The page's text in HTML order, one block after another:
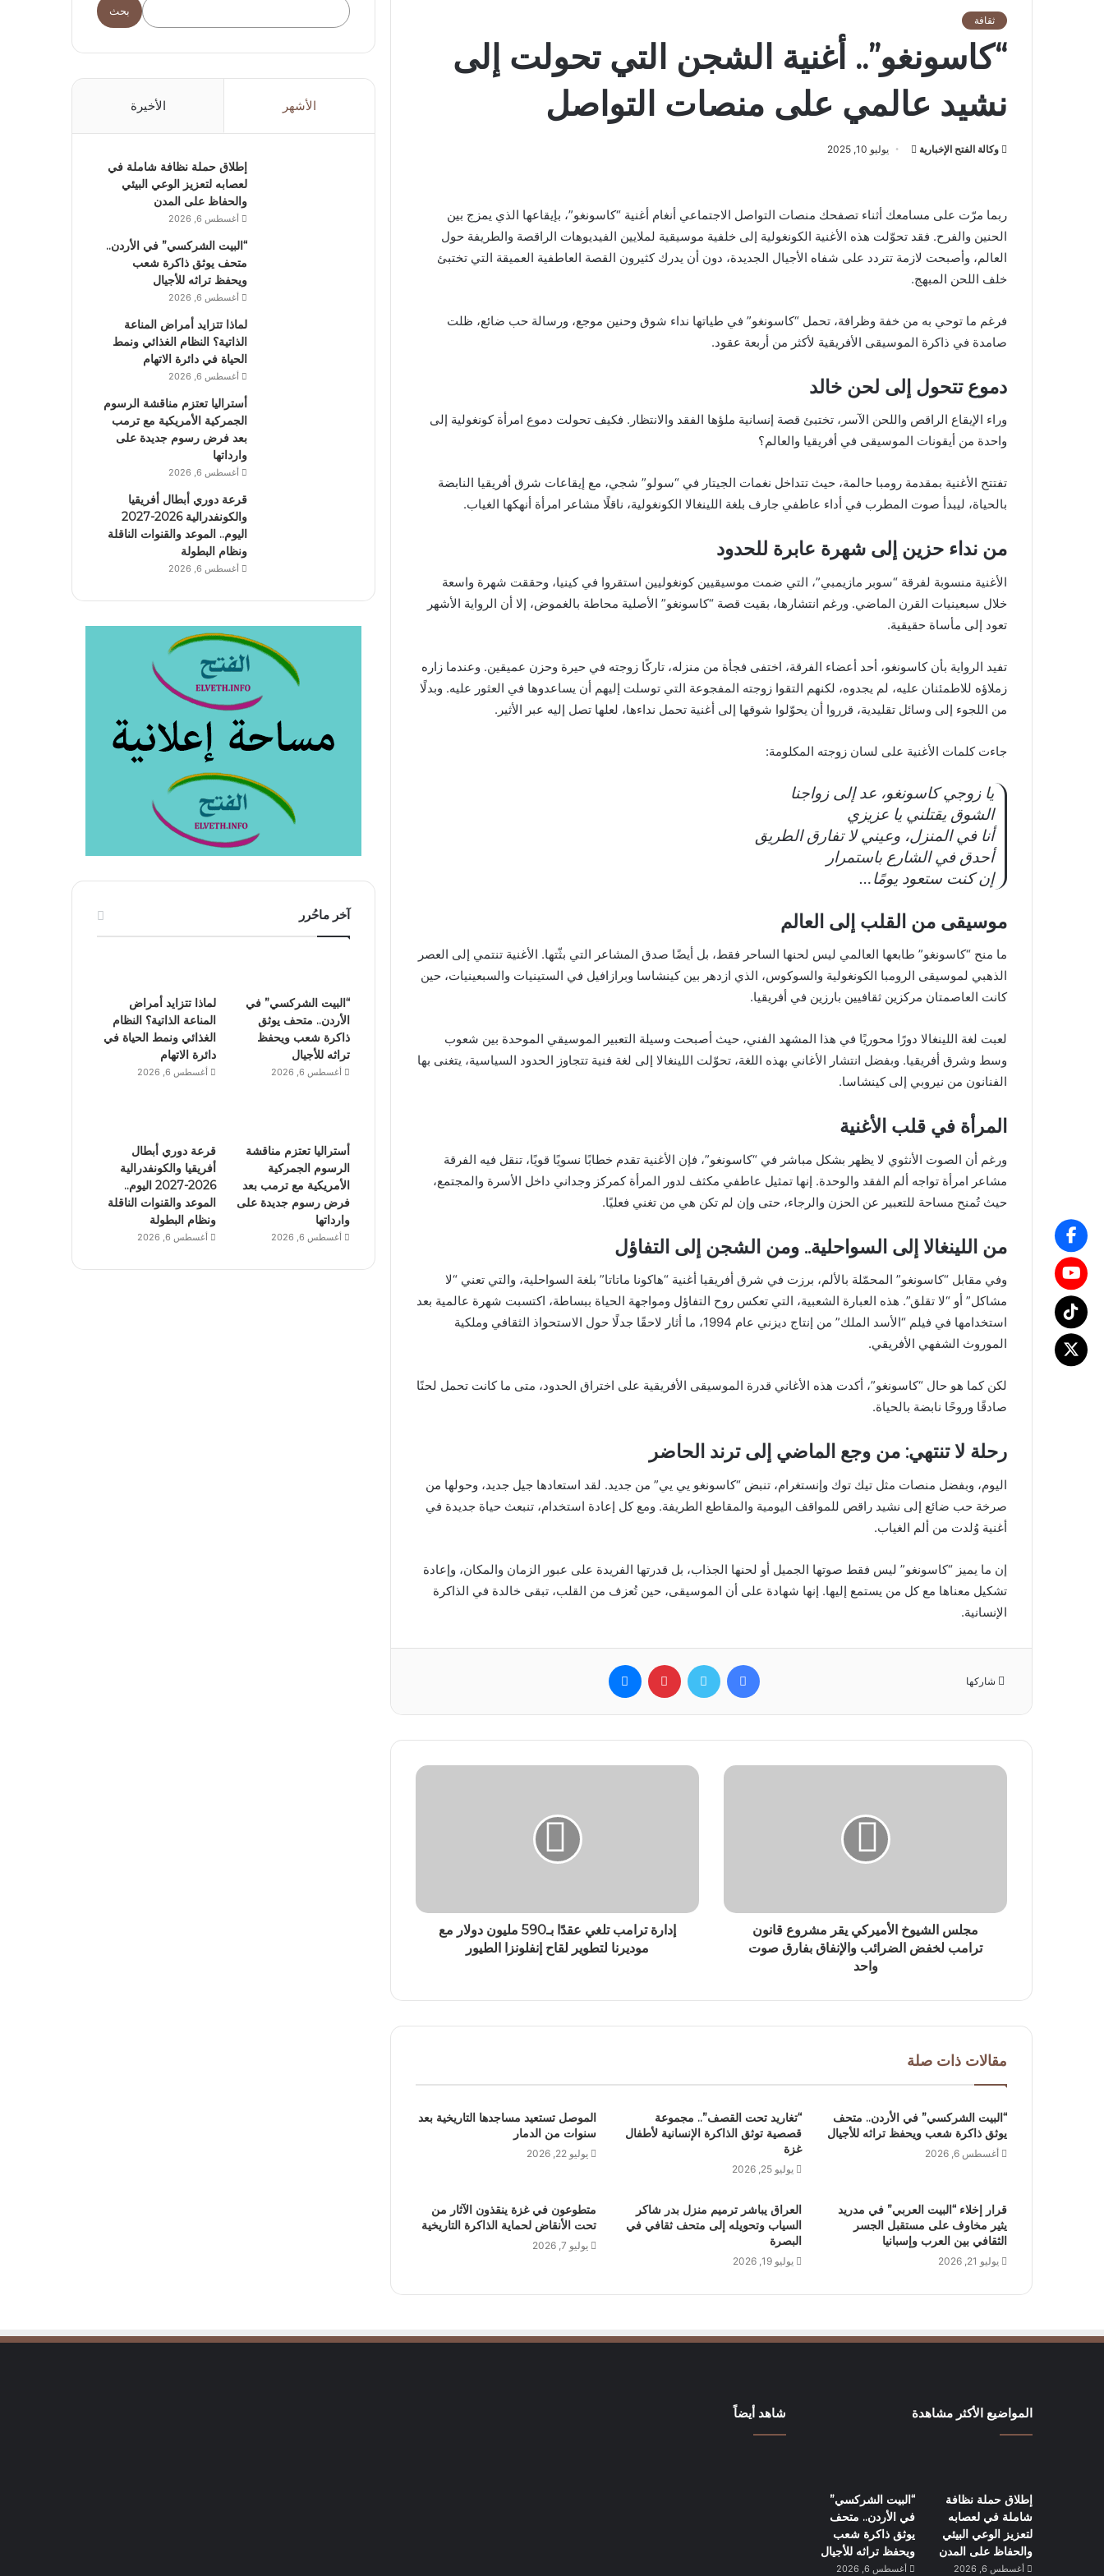
ثقافة
“كاسونغو”.. أغنية الشجن التي تحولت إلى
نشيد عالمي على منصات التواصل
وكالة الفتح الإخبارية
أرسل يوليو 10, 2025
ربما مرّت على مسامعك أثناء تصفحك منصات التواصل الاجتماعي أنغام أغنية “كاسونغو”، بإيقاعها الذي يمزج بين
الحنين والفرح. فقد تحوّلت هذه الأغنية الكونغولية إلى خلفية موسيقية لملايين الفيديوهات الراقصة والطريفة حول
العالم، وأصبحت لازمة تتردد على شفاه الأجيال الجديدة، دون أن يدرك كثيرون القصة العاطفية العميقة التي تختبئ
خلف اللحن المبهج.
فرغم ما توحي به من خفة وظرافة، تحمل “كاسونغو” في طياتها نداء شوق وحنين موجع، ورسالة حب ضائع، ظلت
صامدة في ذاكرة الموسيقى الأفريقية لأكثر من أربعة عقود.
دموع تتحول إلى لحن خالد
وراء الإيقاع الراقص واللحن الآسر، تختبئ قصة إنسانية ملؤها الفقد والانتظار. فكيف تحولت دموع امرأة كونغولية إلى
واحدة من أيقونات الموسيقى في أفريقيا والعالم؟
تفتتح الأغنية بمقدمة رومبا حالمة، حيث تتداخل نغمات الجيتار في “سولو” شجي، مع إيقاعات شرق أفريقيا النابضة
بالحياة، ليبدأ صوت المطرب في أداء عاطفي جارف بلغة اللينغالا الكونغولية، ناقلًا مشاعر امرأة أنهكها الغياب.
من نداء حزين إلى شهرة عابرة للحدود
الأغنية منسوبة لفرقة “سوبر مازيمبي”، التي ضمت موسيقيين كونغوليين استقروا في كينيا، وحققت شهرة واسعة
خلال سبعينيات القرن الماضي. ورغم انتشارها، بقيت قصة “كاسونغو” الأصلية محاطة بالغموض، إلا أن الرواية الأشهر
تعود إلى مأساة حقيقية.
تفيد الرواية بأن كاسونغو، أحد أعضاء الفرقة، اختفى فجأة من منزله، تاركًا زوجته في حيرة وحزن عميقين. وعندما زاره
زملاؤه للاطمئنان عليه، لم يجدوه، لكنهم التقوا زوجته المفجوعة التي توسلت إليهم أن يساعدوها في العثور عليه. وبدلًا
من اللجوء إلى وسائل تقليدية، قرروا أن يحوّلوا شوقها إلى أغنية تحمل نداءها، لعلها تصل إليه عبر الأثير.
جاءت كلمات الأغنية على لسان زوجته المكلومة:
يا زوجي كاسونغو، عد إلى زواجنا
الشوق يقتلني يا عزيزي
أنا في المنزل، وعيني لا تفارق الطريق
أحدق في الشارع باستمرار
إن كنت ستعود يومًا…
موسيقى من القلب إلى العالم
ما منح “كاسونغو” طابعها العالمي ليس لحنها الساحر فقط، بل أيضًا صدق المشاعر التي بثّتها. الأغنية تنتمي إلى العصر
الذهبي لموسيقى الرومبا الكونغولية والسوكوس، الذي ازدهر بين كينشاسا وبرازافيل في الستينيات والسبعينيات، حين
كانت العاصمتان مركزين ثقافيين بارزين في أفريقيا.
لعبت لغة اللينغالا دورًا محوريًا في هذا المشهد الفني، حيث أصبحت وسيلة التعبير الموسيقي الموحدة بين شعوب
وسط وشرق أفريقيا. وبفضل انتشار الأغاني بهذه اللغة، تحوّلت اللينغالا إلى لغة فنية تتجاوز الحدود السياسية، يتغنى بها
الفنانون من نيروبي إلى كينشاسا.
المرأة في قلب الأغنية
ورغم أن الصوت الأنثوي لا يظهر بشكل مباشر في “كاسونغو”، فإن الأغنية تقدم خطابًا نسويًا قويًا، تنقل فيه الفرقة
مشاعر امرأة تواجه ألم الفقد والوحدة. إنها تمثيل عاطفي مكثف لدور المرأة كمركز وجداني داخل الأسرة والمجتمع،
حيث تُمنح مساحة للتعبير عن الحزن والرجاء، حتى وإن لم تكن هي من تغني فعليًا.
من اللينغالا إلى السواحلية.. ومن الشجن إلى التفاؤل
وفي مقابل “كاسونغو” المحمّلة بالألم، برزت في شرق أفريقيا أغنية “هاكونا ماتاتا” بلغة السواحلية، والتي تعني “لا
مشاكل” أو “لا تقلق”. هذه العبارة الشعبية، التي تعكس روح التفاؤل ومواجهة الحياة ببساطة، اكتسبت شهرة عالمية بعد
استخدامها في فيلم “الأسد الملك” من إنتاج ديزني عام 1994، ما أثار لاحقًا جدلًا حول الاستحواذ الثقافي وملكية
الموروث الشفهي الأفريقي.
لكن كما هو حال “كاسونغو”، أكدت هذه الأغاني قدرة الموسيقى الأفريقية على اختراق الحدود، متى ما كانت تحمل لحنًا
صادقًا وروحًا نابضة بالحياة.
رحلة لا تنتهي: من وجع الماضي إلى ترند الحاضر
اليوم، وبفضل منصات مثل تيك توك وإنستغرام، تنبض “كاسونغو يي يي” من جديد. لقد استعادها جيل جديد، وحولها من
صرخة حب ضائع إلى نشيد راقص للمواقف اليومية والمقاطع الطريفة. ومع كل إعادة استخدام، تنبعث حياة جديدة في
أغنية وُلدت من ألم الغياب.
إن ما يميز “كاسونغو” ليس فقط صوتها الجميل أو لحنها الجذاب، بل قدرتها الفريدة على عبور الزمان والمكان، وإعادة
تشكيل معناها مع كل من يستمع إليها. إنها شهادة على أن الموسيقى، حين تُعزف من القلب، تبقى خالدة في الذاكرة
الإنسانية.
شاركها
فيسبوك تويتر بينتيريست
مجلس الشيوخ الأميركي يقر مشروع قانون
ترامب لخفض الضرائب والإنفاق بفارق صوت
واحد
إدارة ترامب تلغي عقدًا بـ590 مليون دولار مع
موديرنا لتطوير لقاح إنفلونزا الطيور
مقالات ذات صلة
“البيت الشركسي” في الأردن.. متحف
يوثق ذاكرة شعب ويحفظ تراثه للأجيال
أغسطس 6, 2026
“تغاريد تحت القصف”.. مجموعة
قصصية توثق الذاكرة الإنسانية لأطفال
غزة
يوليو 25, 2026
الموصل تستعيد مساجدها التاريخية بعد
سنوات من الدمار
يوليو 22, 2026
قرار إخلاء “البيت العربي” في مدريد
يثير مخاوف على مستقبل الجسر
الثقافي بين العرب وإسبانيا
يوليو 21, 2026
العراق يباشر ترميم منزل بدر شاكر
السياب وتحويله إلى متحف ثقافي في
البصرة
يوليو 19, 2026
متطوعون في غزة ينقذون الآثار من
تحت الأنقاض لحماية الذاكرة التاريخية
يوليو 7, 2026
بحث
الأشهر الأخيرة
إطلاق حملة نظافة شاملة في
لعصابه لتعزيز الوعي البيئي
والحفاظ على المدن
أغسطس 6, 2026
“البيت الشركسي” في الأردن..
متحف يوثق ذاكرة شعب
ويحفظ تراثه للأجيال
أغسطس 6, 2026
لماذا تتزايد أمراض المناعة
الذاتية؟ النظام الغذائي ونمط
الحياة في دائرة الاتهام
أغسطس 6, 2026
أستراليا تعتزم مناقشة الرسوم
الجمركية الأمريكية مع ترمب
بعد فرض رسوم جديدة على
وارداتها
أغسطس 6, 2026
قرعة دوري أبطال أفريقيا
والكونفدرالية 2026-2027
اليوم.. الموعد والقنوات الناقلة
ونظام البطولة
أغسطس 6, 2026
آخر ماحُرر
“البيت الشركسي” في
الأردن.. متحف يوثق
ذاكرة شعب ويحفظ
تراثه للأجيال
أغسطس 6, 2026
لماذا تتزايد أمراض
المناعة الذاتية؟ النظام
الغذائي ونمط الحياة في
دائرة الاتهام
أغسطس 6, 2026
أستراليا تعتزم مناقشة
الرسوم الجمركية
الأمريكية مع ترمب بعد
فرض رسوم جديدة على
وارداتها
أغسطس 6, 2026
قرعة دوري أبطال
أفريقيا والكونفدرالية
2026-2027 اليوم..
الموعد والقنوات الناقلة
ونظام البطولة
أغسطس 6, 2026
المواضيع الأكثر مشاهدة
إطلاق حملة نظافة
شاملة في لعصابه
لتعزيز الوعي البيئي
والحفاظ على المدن
أغسطس 6, 2026
“البيت الشركسي”
في الأردن.. متحف
يوثق ذاكرة شعب
ويحفظ تراثه للأجيال
أغسطس 6, 2026
شاهد أيضاً